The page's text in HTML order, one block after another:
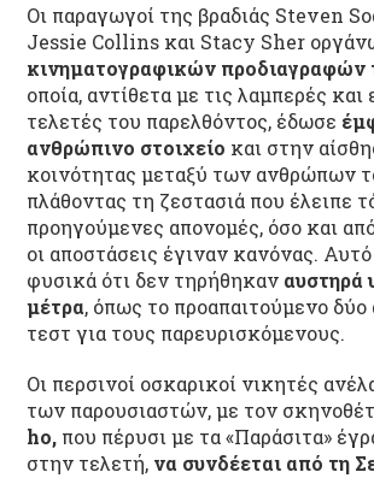
Οι παραγωγοί της βραδιάς Steven
Jessie Collins και Stacy Sher
κινηματογραφικών προδιαγραφών
οποία, αντίθετα με τις λαμπερές
τελετές του παρελθόντος, έδωσε
ανθρώπινο στοιχείο και στην
κοινότητας μεταξύ των ανθρώπων
πλάθοντας τη ζεστασιά που έλειπε
προηγούμενες απονομές, όσο και
οι αποστάσεις έγιναν κανόνας.
φυσικά ότι δεν τηρήθηκαν αυστηρά
μέτρα, όπως το προαπαιτούμενο
τεστ για τους παρευρισκόμενους.
Οι περσινοί οσκαρικοί νικητές
των παρουσιαστών, με τον
ho, που πέρυσι με τα «Παράσιτα»
στην τελετή, να συνδέεται από τη